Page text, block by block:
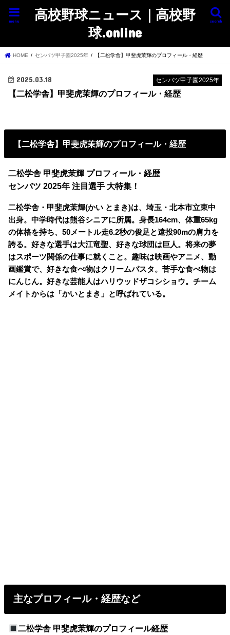
高校野球ニュース｜高校野
球.online
search
menu
HOME センバツ甲子園2025年 【二松学舎】甲斐虎茉輝のプロフィール・経歴
センバツ甲子園2025年
2025.03.18
【二松学舎】甲斐虎茉輝のプロフィール・経歴
【二松学舎】甲斐虎茉輝のプロフィール・経歴
二松学舎 甲斐虎茉輝 プロフィール・経歴
センバツ 2025年 注目選手 大特集！
二松学舎・甲斐虎茉輝(かい とまき)は、埼玉・北本市立東中
出身。中学時代は熊谷シニアに所属。身長164cm、体重65kg
の体格を持ち、50メートル走6.2秒の俊足と遠投90mの肩力を
誇る。好きな選手は大江竜聖、好きな球団は巨人。将来の夢
はスポーツ関係の仕事に就くこと。趣味は映画やアニメ、動
画鑑賞で、好きな食べ物はクリームパスタ。苦手な食べ物は
にんじん。好きな芸能人はハリウッドザコシショウ。チーム
メイトからは「かいとまき」と呼ばれている。
主なプロフィール・経歴など
二松学舎 甲斐虎茉輝のプロフィール経歴